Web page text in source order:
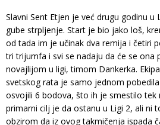
Slavni Sent Etjen je već drugu godinu u
gube strpljenje. Start je bio jako loš,
od tada im je učinak dva remija i četiri
tri trijumfa i svi se nadaju da će se ona
novajlijom u ligi, timom Dankerka.
svetskog rata je samo jednom
osvojili 6 bodova, što ih je smestilo tek
primarni cilj je da ostanu u Ligi 2, ali ni
obzirom da iz ovog takmičenja ispada